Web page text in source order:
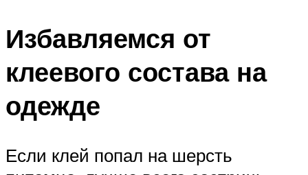
Избавляемся от
клеевого состава на
одежде
Если клей попал на шерсть